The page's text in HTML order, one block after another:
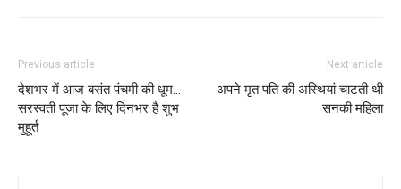
Previous article
देशभर में आज बसंत पंचमी की धूम…
सरस्वती पूजा के लिए दिनभर है शुभ
मुहूर्त
Next article
अपने मृत पति की अस्थियां चाटती थी
सनकी महिला